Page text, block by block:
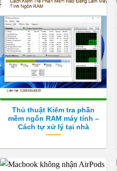
Thủ thuật Kiểm tra phần
mềm ngốn RAM máy tính –
Cách tự xử lý tại nhà